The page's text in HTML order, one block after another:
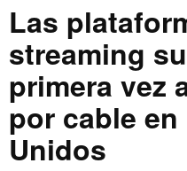
Las
streaming
primera vez
por cable
Unidos